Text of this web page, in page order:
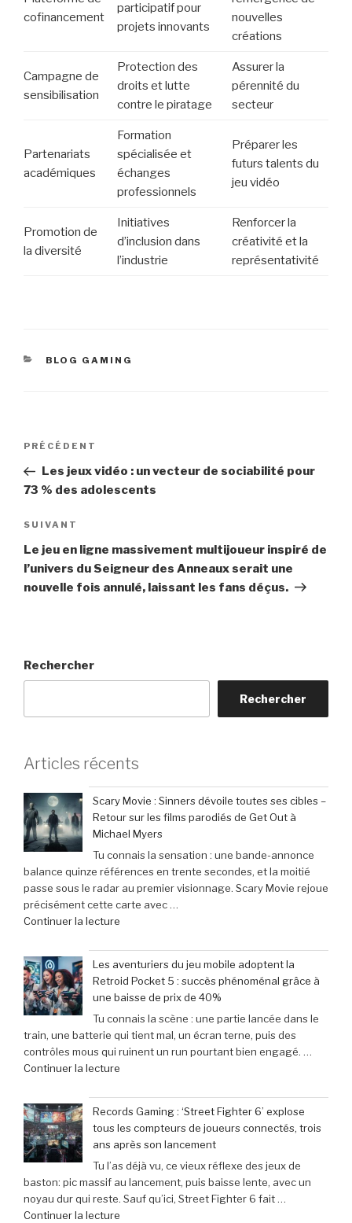
cofinancement
participatif pour
projets innovants
nouvelles
créations
Campagne de
sensibilisation
Protection des
droits et lutte
contre le piratage
Assurer la
pérennité du
secteur
Partenariats
académiques
Formation
spécialisée et
échanges
professionnels
Préparer les
futurs talents du
jeu vidéo
Promotion de
la diversité
Initiatives
d’inclusion dans
l’industrie
Renforcer la
créativité et la
représentativité
CATÉGORIES
BLOG GAMING
Navigation
l’article
Article
précédent
PRÉCÉDENT
Les jeux vidéo : un vecteur de sociabilité pour
73 % des adolescents
Article
suivant
SUIVANT
Le jeu en ligne massivement multijoueur inspiré de
l’univers du Seigneur des Anneaux serait une
nouvelle fois annulé, laissant les fans déçus.
Rechercher
Rechercher
Articles récents
Scary Movie : Sinners dévoile toutes ses cibles –
Retour sur les films parodiés de Get Out à
Michael Myers
Tu connais la sensation : une bande-annonce
balance quinze références en trente secondes, et la moitié
passe sous le radar au premier visionnage. Scary Movie rejoue
précisément cette carte avec …
Continuer la lecture
Movie
:
Sinners
dévoile
toutes
ses
cibles
sur
les
films
parodiés
de
Get
Out
Les aventuriers du jeu mobile adoptent la
Retroid Pocket 5 : succès phénoménal grâce à
une baisse de prix de 40%
Tu connais la scène : une partie lancée dans le
train, une batterie qui tient mal, un écran terne, puis des
contrôles mous qui ruinent un run pourtant bien engagé. …
Continuer la lecture
aventuriers
du
jeu
mobile
adoptent
la
Retroid
Records Gaming : ‘Street Fighter 6’ explose
tous les compteurs de joueurs connectés, trois
ans après son lancement
Tu l’as déjà vu, ce vieux réflexe des jeux de
baston: pic massif au lancement, puis baisse lente, avec un
noyau dur qui reste. Sauf qu’ici, Street Fighter 6 fait …
Continuer la lecture